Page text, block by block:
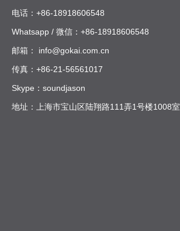
电话：+86-18918606548
Whatsapp / 微信：+86-18918606548
邮箱： info@gokai.com.cn
传真：+86-21-56561017
Skype：soundjason
地址：上海市宝山区陆翔路111弄1号楼1008室